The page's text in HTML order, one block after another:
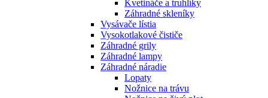
Kvetináče a truhlíky
Záhradné skleníky
Vysávače lístia
Vysokotlakové čističe
Záhradné grily
Záhradné lampy
Záhradné náradie
Lopaty
Nožnice na trávu